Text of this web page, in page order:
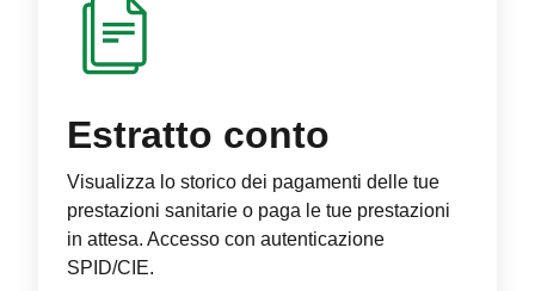
Estratto conto
Visualizza lo storico dei pagamenti delle tue
prestazioni sanitarie o paga le tue prestazioni
in attesa. Accesso con autenticazione
SPID/CIE.